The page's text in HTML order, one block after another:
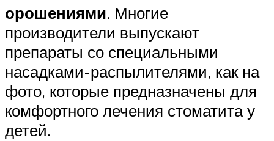
орошениями. Многие
производители выпускают
препараты со специальными
насадками-распылителями, как на
фото, которые предназначены для
комфортного лечения стоматита у
детей.